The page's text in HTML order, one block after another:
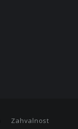
Zahvalnost